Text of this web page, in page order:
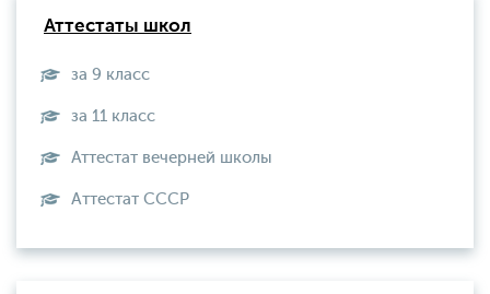
Аттестаты школ
за 9 класс
за 11 класс
Аттестат вечерней школы
Aттестат СССР